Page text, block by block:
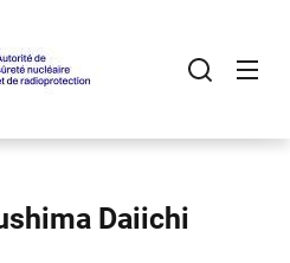
Daiichi